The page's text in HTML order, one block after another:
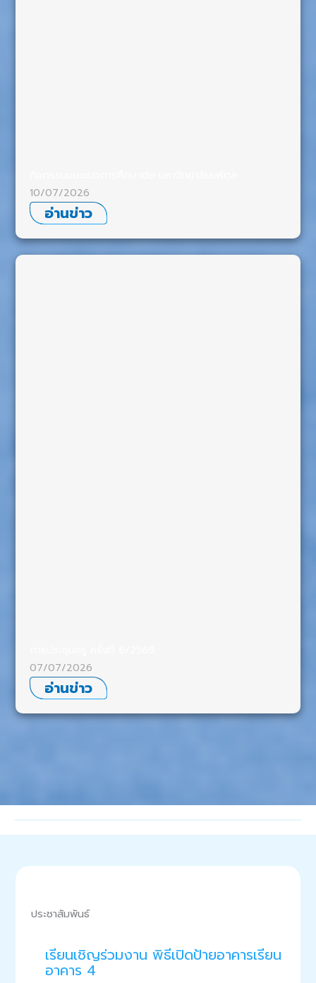
10/07/2026
อ่านข่าว
07/07/2026
อ่านข่าว
ประชาสัมพันธ์
เรียนเชิญร่วมงาน พิธีเปิดป้ายอาคารเรียน
อาคาร 4